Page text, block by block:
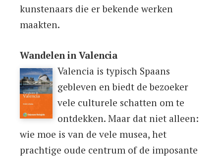
kunstenaars die er bekende werken
maakten.
Wandelen in Valencia
Valencia is typisch Spaans
gebleven en biedt de bezoeker
vele culturele schatten om te
ontdekken. Maar dat niet alleen:
wie moe is van de vele musea, het
prachtige oude centrum of de imposante